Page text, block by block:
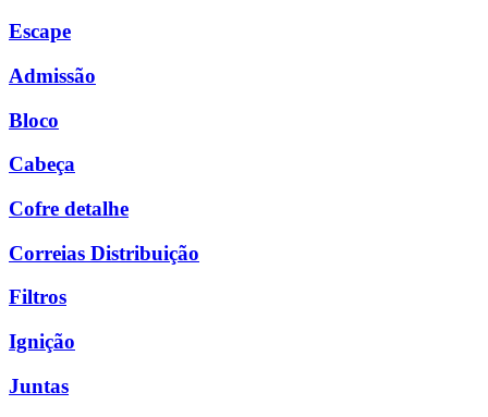
Escape
Admissão
Bloco
Cabeça
Cofre detalhe
Correias Distribuição
Filtros
Ignição
Juntas